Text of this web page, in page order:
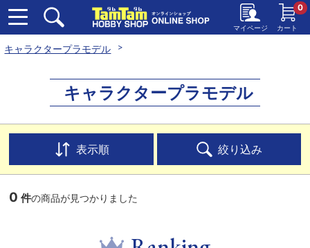
マイページ カート
0
キャラクタープラモデル
キャラクタープラモデル
表示順 絞り込み
0 件の商品が見つかりました